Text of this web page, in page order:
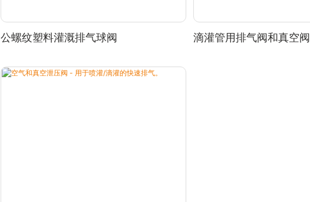
公螺纹塑料灌溉排气球阀 滴灌管用排气阀和真空阀